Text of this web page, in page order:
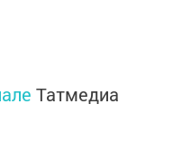
Татмедиа